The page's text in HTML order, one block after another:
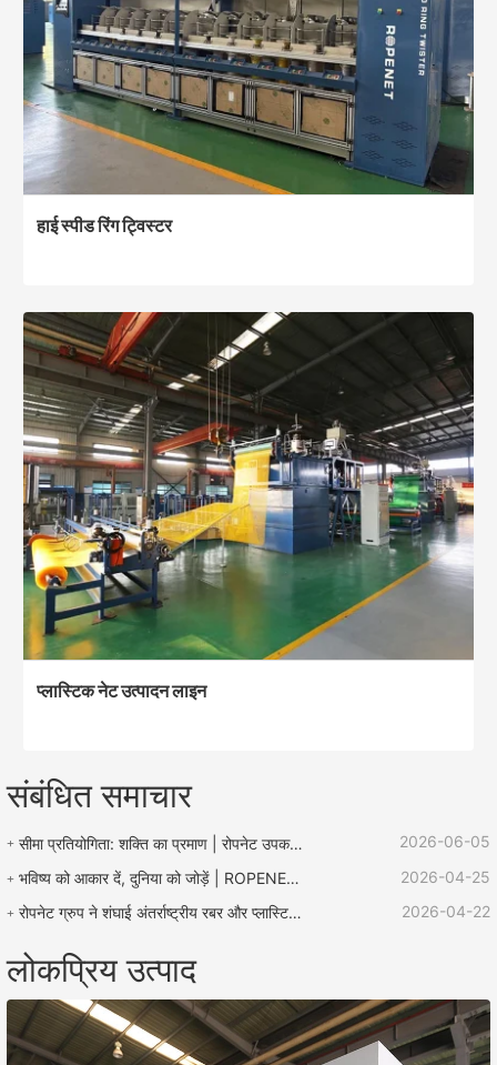
हाई स्पीड रिंग ट्विस्टर
प्लास्टिक नेट उत्पादन लाइन
संबंधित समाचार
सीमा प्रतियोगिता: शक्ति का प्रमाण | रोपनेट उपकरण "लू झेन बचाव कप" रस्सी प्रतियोगिता का समर्थन करता है
2026-06-05
भविष्य को आकार दें, दुनिया को जोड़ें | ROPENET 2026 अंतर्राष्ट्रीय प्लास्टिक और रबर प्रदर्शनी का समापन हुआ!
2026-04-25
रोपनेट ग्रुप ने शंघाई अंतर्राष्ट्रीय रबर और प्लास्टिक प्रदर्शनी में उत्कृष्ट प्रदर्शन किया और वैश्विक कारोबार विस्तार के लिए कई अवसरों के साथ लौटा।
2026-04-22
लोकप्रिय उत्पाद